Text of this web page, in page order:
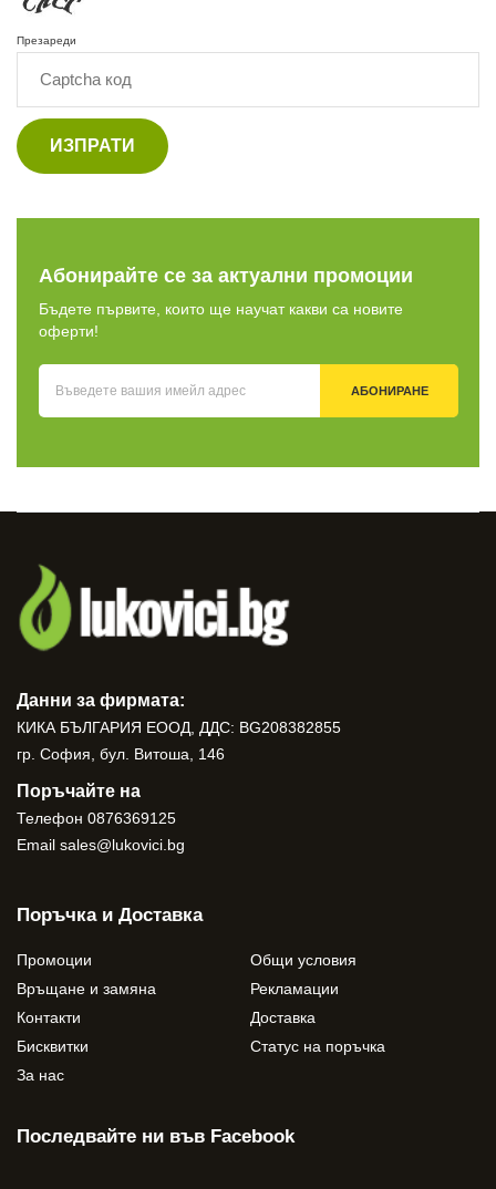
Презареди
ИЗПРАТИ
Абонирайте се за актуални промоции
Бъдете първите, които ще научат какви са новите
оферти!
АБОНИРАНЕ
Данни за фирмата:
КИКА БЪЛГАРИЯ ЕООД, ДДС: BG208382855
гр. София, бул. Витоша, 146
Поръчайте на
Телефон 0876369125
Email sales@lukovici.bg
Поръчка и Доставка
Промоции
Общи условия
Връщане и замяна
Рекламации
Контакти
Доставка
Бисквитки
Статус на поръчка
За нас
Последвайте ни във Facebook